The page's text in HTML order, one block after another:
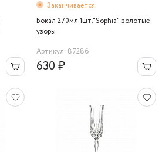
Заканчивается
Бокал 270мл.1шт."Sophia" золотые
узоры
Артикул: 87286
630 ₽